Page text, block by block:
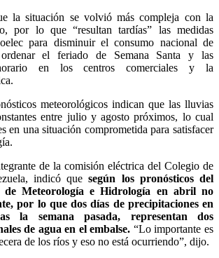
la situación se volvió más compleja con la
por lo que “resultan tardías” las medidas
para disminuir el consumo nacional de
el feriado de Semana Santa y las
en los centros comerciales y la
meteorológicos indican que las lluvias
entre julio y agosto próximos, lo cual
en una situación comprometida para satisfacer
de la comisión eléctrica del Colegio de
indicó quesegún los pronósticos del
de Meteorología e Hidrología en abril no
por lo que dos días de precipitaciones en
la semana pasada, representan dos
de agua en el embalse. “Lo importante es
de los ríos y eso no está ocurriendo”, dijo.